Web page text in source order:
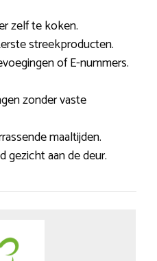
zelf te koken.
streekproducten.
of E-nummers.
zonder vaste
maaltijden.
gezicht aan de deur.